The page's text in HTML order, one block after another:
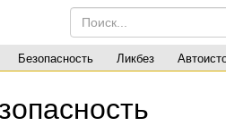
Безопасность Ликбез